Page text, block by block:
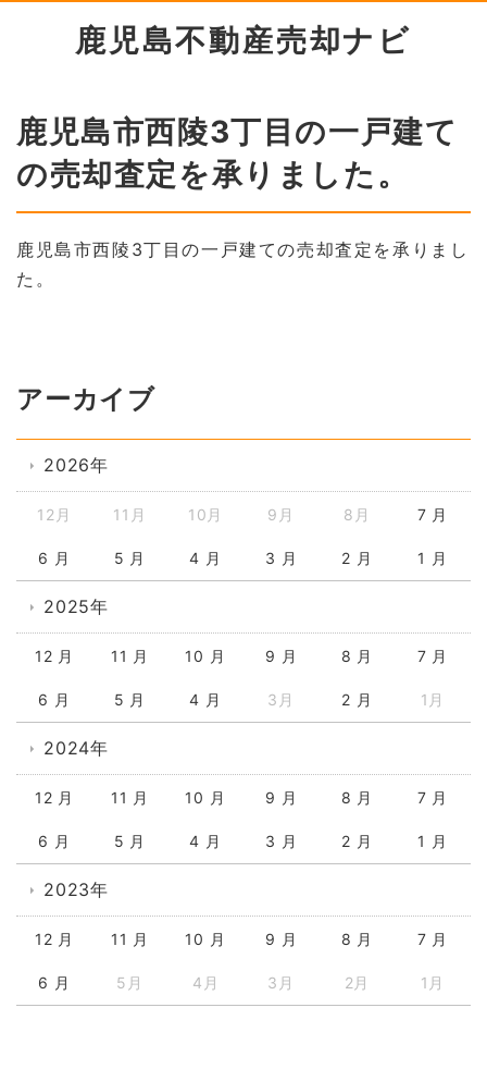
鹿児島不動産売却ナビ
鹿児島市西陵3丁目の一戸建て
の売却査定を承りました。
鹿児島市西陵3丁目の一戸建ての売却査定を承りまし
た。
アーカイブ
2026年
12月 11月 10月 9月 8月 7 月
6 月 5 月 4 月 3 月 2 月 1 月
2025年
12 月 11 月 10 月 9 月 8 月 7 月
6 月 5 月 4 月 3月 2 月 1月
2024年
12 月 11 月 10 月 9 月 8 月 7 月
6 月 5 月 4 月 3 月 2 月 1 月
2023年
12 月 11 月 10 月 9 月 8 月 7 月
6 月 5月 4月 3月 2月 1月